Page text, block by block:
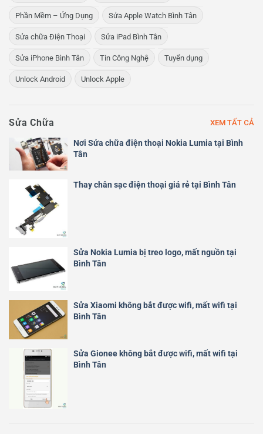
Phần Mềm – Ứng Dụng Sửa Apple Watch Bình Tân
Sửa chữa Điện Thoại Sửa iPad Bình Tân
Sửa iPhone Bình Tân Tin Công Nghệ Tuyển dụng
Unlock Android Unlock Apple
Sửa Chữa XEM TẤT CẢ
Nơi Sửa chữa điện thoại Nokia Lumia tại Bình
Tân
Thay chân sạc điện thoại giá rẻ tại Bình Tân
Sửa Nokia Lumia bị treo logo, mất nguồn tại
Bình Tân
Sửa Xiaomi không bắt được wifi, mất wifi tại
Bình Tân
Sửa Gionee không bắt được wifi, mất wifi tại
Bình Tân